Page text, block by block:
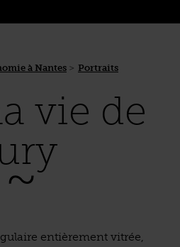
à Nantes Portraits
vie de
entièrement vitrée,